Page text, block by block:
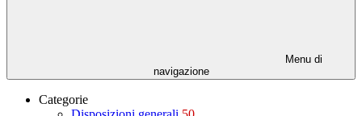
Menu di
navigazione
Categorie